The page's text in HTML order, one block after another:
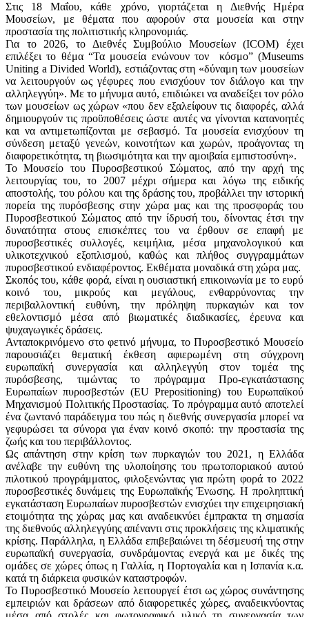
Στις 18 Μαΐου, κάθε χρόνο, γιορτάζεται η Διεθνής Ημέρα
Μουσείων, με θέματα που αφορούν στα μουσεία και στην
προστασία της πολιτιστικής κληρονομιάς.
Για το 2026, το Διεθνές Συμβούλιο Μουσείων (ICOM) έχει
επιλέξει το θέμα “Τα μουσεία ενώνουν τον κόσμο” (Museums
Uniting a Divided World), εστιάζοντας στη «δύναμη των μουσείων
να λειτουργούν ως γέφυρες που ενισχύουν τον διάλογο και την
αλληλεγγύη». Με το μήνυμα αυτό, επιδιώκει να αναδείξει τον ρόλο
των μουσείων ως χώρων «που δεν εξαλείφουν τις διαφορές, αλλά
δημιουργούν τις προϋποθέσεις ώστε αυτές να γίνονται κατανοητές
και να αντιμετωπίζονται με σεβασμό. Τα μουσεία ενισχύουν τη
σύνδεση μεταξύ γενεών, κοινοτήτων και χωρών, προάγοντας τη
διαφορετικότητα, τη βιωσιμότητα και την αμοιβαία εμπιστοσύνη».
Το Μουσείο του Πυροσβεστικού Σώματος, από την αρχή της
λειτουργίας του, το 2007 μέχρι σήμερα και λόγω της ειδικής
αποστολής, του ρόλου και της δράσης του, προβάλλει την ιστορική
πορεία της πυρόσβεσης στην χώρα μας και της προσφοράς του
Πυροσβεστικού Σώματος από την ίδρυσή του, δίνοντας έτσι την
δυνατότητα στους επισκέπτες του να έρθουν σε επαφή με
πυροσβεστικές συλλογές, κειμήλια, μέσα μηχανολογικού και
υλικοτεχνικού εξοπλισμού, καθώς και πλήθος συγγραμμάτων
πυροσβεστικού ενδιαφέροντος. Εκθέματα μοναδικά στη χώρα μας.
Σκοπός του, κάθε φορά, είναι η ουσιαστική επικοινωνία με το ευρύ
κοινό του, μικρούς και μεγάλους, ενθαρρύνοντας την
περιβαλλοντική ευθύνη, την πρόληψη πυρκαγιών και τον
εθελοντισμό μέσα από βιωματικές διαδικασίες, έρευνα και
ψυχαγωγικές δράσεις.
Ανταποκρινόμενο στο φετινό μήνυμα, το Πυροσβεστικό Μουσείο
παρουσιάζει θεματική έκθεση αφιερωμένη στη σύγχρονη
ευρωπαϊκή συνεργασία και αλληλεγγύη στον τομέα της
πυρόσβεσης, τιμώντας το πρόγραμμα Προ-εγκατάστασης
Ευρωπαίων πυροσβεστών (EU Prepositioning) του Ευρωπαϊκού
Μηχανισμού Πολιτικής Προστασίας. Το πρόγραμμα αυτό αποτελεί
ένα ζωντανό παράδειγμα του πώς η διεθνής συνεργασία μπορεί να
γεφυρώσει τα σύνορα για έναν κοινό σκοπό: την προστασία της
ζωής και του περιβάλλοντος.
Ως απάντηση στην κρίση των πυρκαγιών του 2021, η Ελλάδα
ανέλαβε την ευθύνη της υλοποίησης του πρωτοποριακού αυτού
πιλοτικού προγράμματος, φιλοξενώντας για πρώτη φορά το 2022
πυροσβεστικές δυνάμεις της Ευρωπαϊκής Ένωσης. Η προληπτική
εγκατάσταση Ευρωπαίων πυροσβεστών ενισχύει την επιχειρησιακή
ετοιμότητα της χώρας μας και αναδεικνύει έμπρακτα τη σημασία
της διεθνούς αλληλεγγύης απέναντι στις προκλήσεις της κλιματικής
κρίσης. Παράλληλα, η Ελλάδα επιβεβαιώνει τη δέσμευσή της στην
ευρωπαϊκή συνεργασία, συνδράμοντας ενεργά και με δικές της
ομάδες σε χώρες όπως η Γαλλία, η Πορτογαλία και η Ισπανία κ.α.
κατά τη διάρκεια φυσικών καταστροφών.
Το Πυροσβεστικό Μουσείο λειτουργεί έτσι ως χώρος συνάντησης
εμπειριών και δράσεων από διαφορετικές χώρες, αναδεικνύοντας